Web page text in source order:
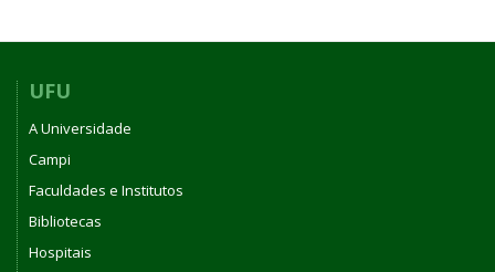
UFU
A Universidade
Campi
Faculdades e Institutos
Bibliotecas
Hospitais